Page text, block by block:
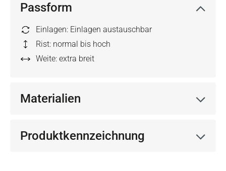
Passform
Einlagen: Einlagen austauschbar
Rist: normal bis hoch
Weite: extra breit
Materialien
Produktkennzeichnung